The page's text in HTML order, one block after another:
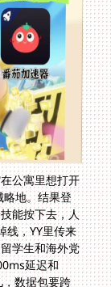
公寓里想打开
略地。结果登
能按下去，人
线，YY里传来
学生和海外党
200ms延迟和
，数据包要跨
服务器。普通
不通。这时候
游戏加速器。
国、瑞典这些
畏契约、火线